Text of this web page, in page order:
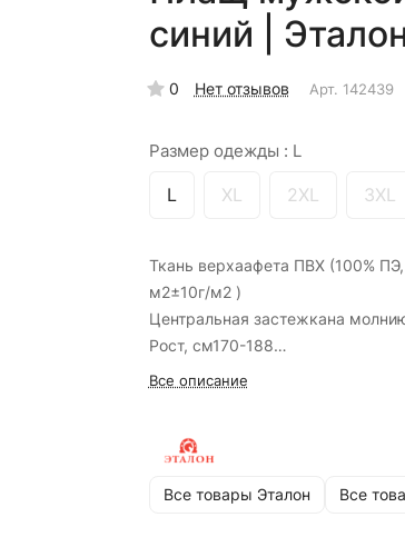
синий |
0 Нет отзывов Арт. 142439
Размер одежды : L
L XL 2XL 3XL
Ткань верхаафета ПВХ (100%
м2±10г/м2 )
Центральная застежкана
Рост, см170-188
Размерыс L по 3XL
ТР ТС019/2011
Все описание
Все товары Эталон Все